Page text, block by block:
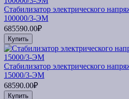
Стабилизатор электрического
100000/3-ЭМ
685590.00₽
Купить
Стабилизатор электрического
15000/3-ЭМ
68590.00₽
Купить